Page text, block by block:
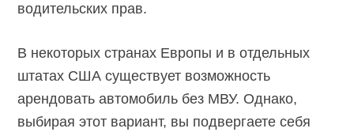
водительских прав.
В некоторых странах Европы и в отдельных
штатах США существует возможность
арендовать автомобиль без МВУ. Однако,
выбирая этот вариант, вы подвергаете себя